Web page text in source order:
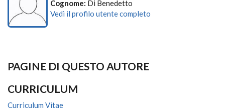
Cognome: Di Benedetto
Vedi il profilo utente completo
PAGINE DI QUESTO AUTORE
CURRICULUM
Curriculum Vitae